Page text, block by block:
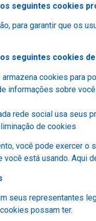
seguintes cookies
para garantir que os
seguintes cookies
armazena cookies para
informações sobre
rede social usa seus
de cookies
você pode exercer
você está usando. Aqui
seus representantes
possam ter.